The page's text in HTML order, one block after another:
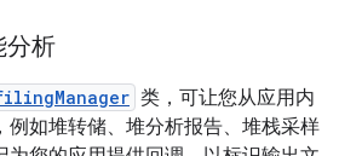
分析
类，可让您从应用内
例如堆转储、堆分析报告、堆栈采样